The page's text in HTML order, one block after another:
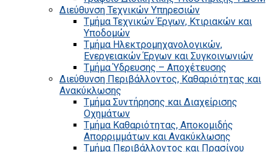
Διεύθυνση Τεχνικών Υπηρεσιών
Τμήμα Τεχνικών Έργων, Κτιριακών και
Υποδομών
Τμήμα Ηλεκτρομηχανολογικών,
Ενεργειακών Έργων και Συγκοινωνιών
Τμήμα Ύδρευσης – Αποχέτευσης
Διεύθυνση Περιβάλλοντος, Καθαριότητας και
Ανακύκλωσης
Τμήμα Συντήρησης και Διαχείρισης
Οχημάτων
Τμήμα Καθαριότητας, Αποκομιδής
Απορριμμάτων και Ανακύκλωσης
Τμήμα Περιβάλλοντος και Πρασίνου